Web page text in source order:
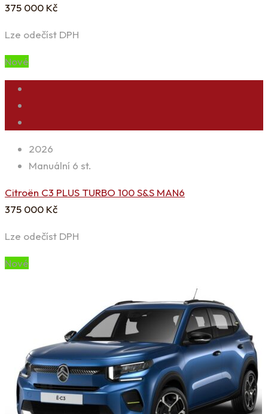
375 000 Kč
Lze odečíst DPH
Nové
2026
Manuální 6 st.
Citroën C3 PLUS TURBO 100 S&S MAN6
375 000 Kč
Lze odečíst DPH
Nové